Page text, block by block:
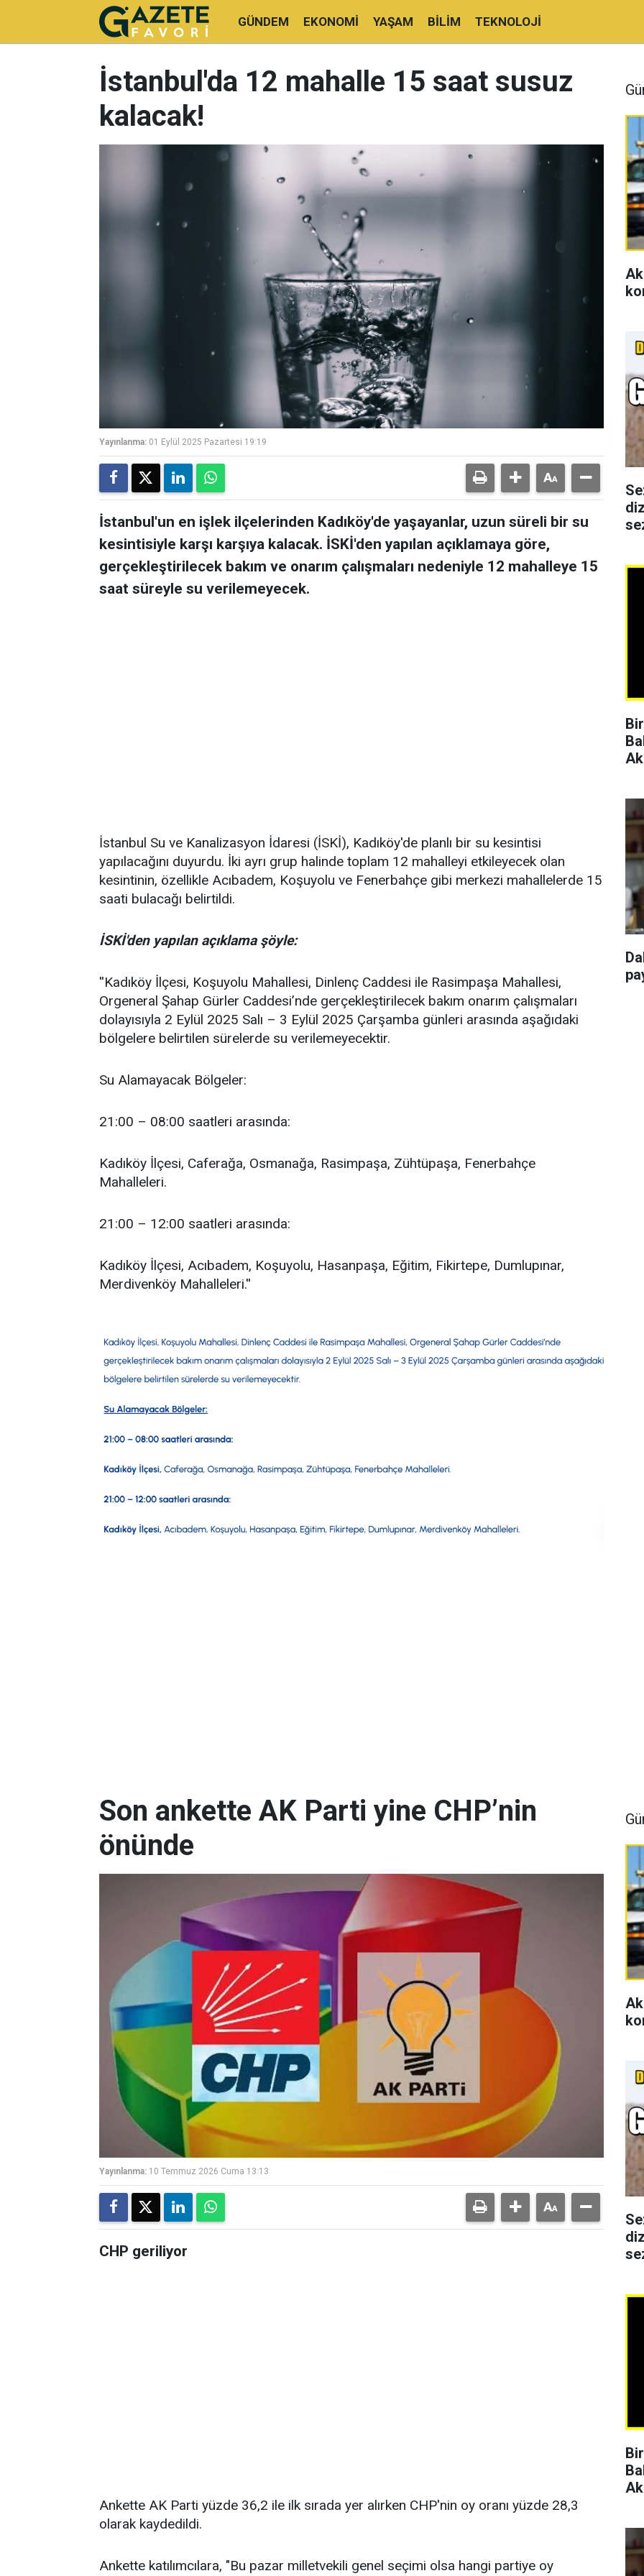
GÜNDEM EKONOMI YAŞAM BILIM TEKNOLOJI
İstanbul'da 12 mahalle 15 saat susuz
kalacak!
Yayınlanma: 01 Eylül 2025 Pazartesi 19:19
İstanbul'un en işlek ilçelerinden Kadıköy'de yaşayanlar, uzun süreli bir su
kesintisiyle karşı karşıya kalacak. İSKİ'den yapılan açıklamaya göre,
gerçekleştirilecek bakım ve onarım çalışmaları nedeniyle 12 mahalleye 15
saat süreyle su verilemeyecek.
İstanbul Su ve Kanalizasyon İdaresi (İSKİ), Kadıköy'de planlı bir su kesintisi
yapılacağını duyurdu. İki ayrı grup halinde toplam 12 mahalleyi etkileyecek olan
kesintinin, özellikle Acıbadem, Koşuyolu ve Fenerbahçe gibi merkezi mahallelerde 15
saati bulacağı belirtildi.
İSKİ'den yapılan açıklama şöyle:
''Kadıköy İlçesi, Koşuyolu Mahallesi, Dinlenç Caddesi ile Rasimpaşa Mahallesi,
Orgeneral Şahap Gürler Caddesi’nde gerçekleştirilecek bakım onarım çalışmaları
dolayısıyla 2 Eylül 2025 Salı – 3 Eylül 2025 Çarşamba günleri arasında aşağıdaki
bölgelere belirtilen sürelerde su verilemeyecektir.
Su Alamayacak Bölgeler:
21:00 – 08:00 saatleri arasında:
Kadıköy İlçesi, Caferağa, Osmanağa, Rasimpaşa, Zühtüpaşa, Fenerbahçe
Mahalleleri.
21:00 – 12:00 saatleri arasında:
Kadıköy İlçesi, Acıbadem, Koşuyolu, Hasanpaşa, Eğitim, Fikirtepe, Dumlupınar,
Merdivenköy Mahalleleri.''
Son ankette AK Parti yine CHP’nin
önünde
Yayınlanma: 10 Temmuz 2026 Cuma 13:13
CHP geriliyor
Ankette AK Parti yüzde 36,2 ile ilk sırada yer alırken CHP'nin oy oranı yüzde 28,3
olarak kaydedildi.
Ankette katılımcılara, "Bu pazar milletvekili genel seçimi olsa hangi partiye oy